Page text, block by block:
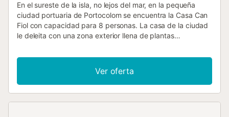
En el sureste de la isla, no lejos del mar, en la pequeña
ciudad portuaria de Portocolom se encuentra la Casa Can
Fiol con capacidad para 8 personas. La casa de la ciudad
le deleita con una zona exterior llena de plantas
Esta elegante casa de vacaciones cuenta con una sala de
estar, una cocina bien equipada, 4 dormitorios y 3 baños.
Está equipada con Wi-Fi, aire acondicionado, televisión por
satélite, una cuna, una trona y aparatos de gimnasia para
Ver oferta